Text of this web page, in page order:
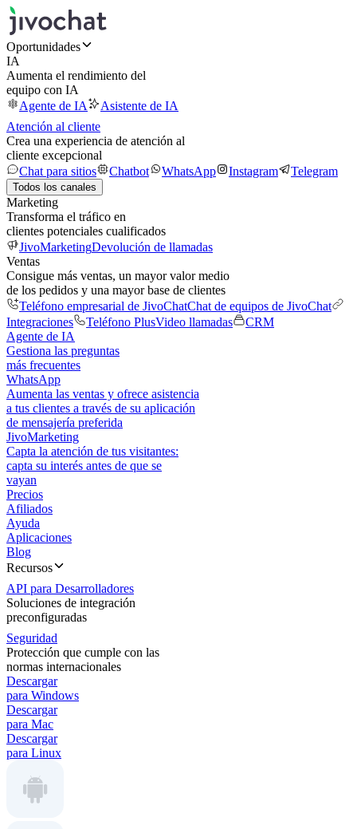
Oportunidades
IA
Aumenta el rendimiento del
equipo con IA
Agente de IA
Asistente de IA
Atención al cliente
Crea una experiencia de atención al
cliente excepcional
Chat para sitios
Chatbot WhatsApp Instagram Telegram
Todos los canales
Marketing
Transforma el tráfico en
clientes potenciales cualificados
JivoMarketingDevolución de llamadas
Ventas
Consigue más ventas, un mayor valor medio
de los pedidos y una mayor base de clientes
Teléfono empresarial de JivoChatChat de equipos de JivoChat
Integraciones
Teléfono PlusVideo llamadas
CRM
Agente de IA
Gestiona las preguntas
más frecuentes
WhatsApp
Aumenta las ventas y ofrece asistencia
a tus clientes a través de su aplicación
de mensajería preferida
JivoMarketing
Capta la atención de tus visitantes:
capta su interés antes de que se
vayan
Precios
Afiliados
Ayuda
Aplicaciones
Blog
Recursos
API para Desarrolladores
Soluciones de integración
preconfiguradas
Seguridad
Protección que cumple con las
normas internacionales
Descargar
para Windows
Descargar
para Mac
Descargar
para Linux